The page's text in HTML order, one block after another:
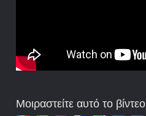
Μοιραστείτε αυτό το βίντεο